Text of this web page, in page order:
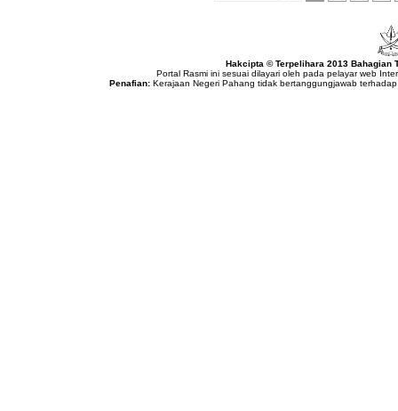
Hakcipta © Terpelihara 2013 Bahagian
Portal Rasmi ini sesuai dilayari oleh pada pelayar web
Penafian:Kerajaan Negeri Pahang tidak bertanggungjawab